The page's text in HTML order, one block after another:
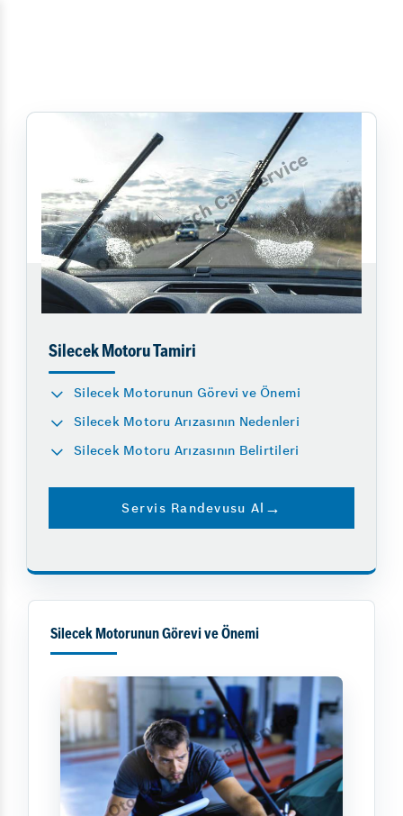
Silecek Motoru Tamiri
Silecek Motorunun Görevi ve Önemi
Silecek Motoru Arızasının Nedenleri
Silecek Motoru Arızasının Belirtileri
Servis Randevusu Al
Silecek Motorunun Görevi ve Önemi